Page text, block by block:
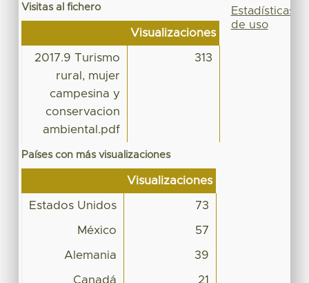
Visitas al fichero
Visualizaciones
2017.9 Turismo
rural, mujer
campesina y
conservacion
ambiental.pdf
313
Países con más visualizaciones
Visualizaciones
Estados Unidos 73
México 57
Alemania 39
Canadá 21
Estadísticas
de uso